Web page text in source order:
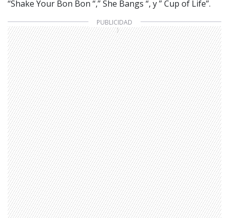
“Shake Your Bon Bon “,” She Bangs “, y ” Cup of Life”.